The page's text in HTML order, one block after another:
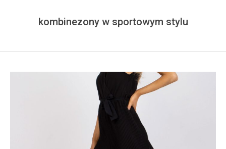
kombinezony w sportowym stylu